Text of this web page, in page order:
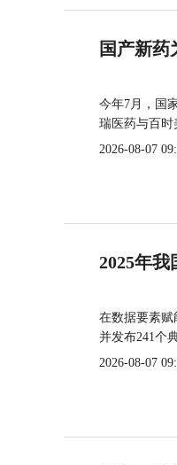
国产新药
今年7月，国
瑞医药与百
2026-08-07
2025年我
在数据要素赋
并发布241个
2026-08-07